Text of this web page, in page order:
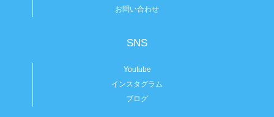
お問い合わせ
SNS
Youtube
インスタグラム
ブログ